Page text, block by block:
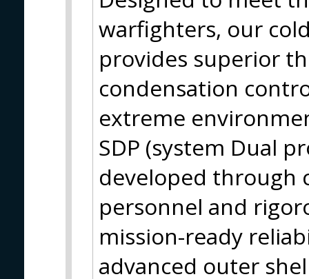
warfighters, our
provides superior
condensation
extreme
SDP (system Dual
developed through
personnel and
mission-ready
advanced outer